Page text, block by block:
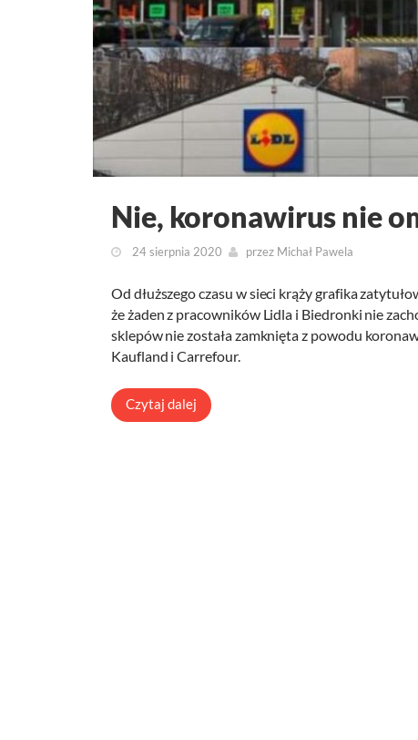
Nie, koronawirus nie
24 sierpnia 2020 przez Michał Pawela
Od dłuższego czasu w sieci krąży grafika
że żaden z pracowników Lidla i Biedronki nie
sklepów nie została zamknięta z powodu
Kaufland i Carrefour.
Czytaj dalej